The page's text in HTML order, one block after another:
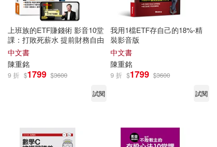
上班族的ETF賺錢術 影音10堂
課：打敗死薪水 提前財務自由
中文書
陳重銘
9 折 $1799 $3600
試閱
我用1檔ETF存自己的18%-精
裝影音版
中文書
陳重銘
9 折 $1799 $3600
試閱